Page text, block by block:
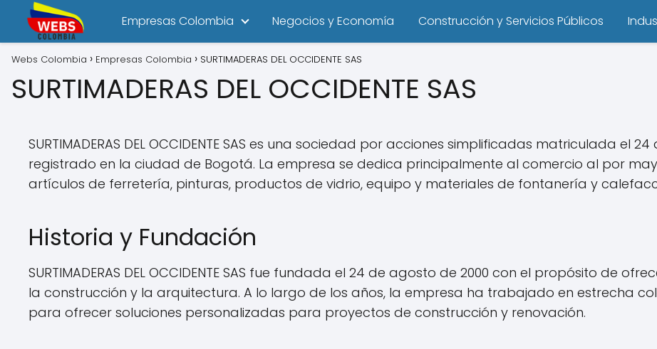
Empresas Colombia Negocios y Economía Construcción y Servicios Públicos
Webs Colombia Empresas Colombia SURTIMADERAS DEL OCCIDENTE SAS
SURTIMADERAS DEL OCCIDENTE SAS
SURTIMADERAS DEL OCCIDENTE SAS es una sociedad por acciones simplificadas matriculada el
registrado en la ciudad de Bogotá. La empresa se dedica principalmente al comercio al por
artículos de ferretería, pinturas, productos de vidrio, equipo y materiales de fontanería y
Historia y Fundación
SURTIMADERAS DEL OCCIDENTE SAS fue fundada el 24 de agosto de 2000 con el propósito de
la construcción y la arquitectura. A lo largo de los años, la empresa ha trabajado en estrecha
para ofrecer soluciones personalizadas para proyectos de construcción y renovación.